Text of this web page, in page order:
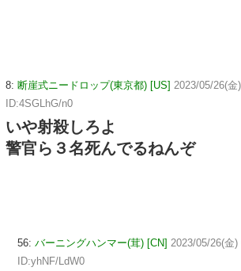
8: 断崖式ニードロップ(東京都) [US] 2023/05/26(
ID:4SGLhG/n0
いや射殺しろよ
警官ら３名死んでるねんぞ
56: バーニングハンマー(茸) [CN] 2023/05/26(金
ID:yhNF/LdW0